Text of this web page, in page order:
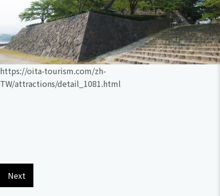
https://oita-tourism.com/zh-
TW/attractions/detail_1081.html
Next